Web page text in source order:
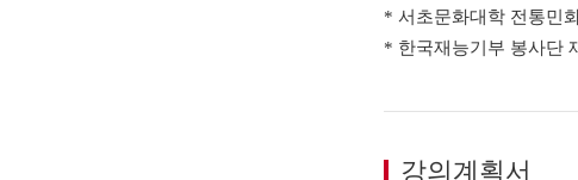
* 서초문화대학 전통민
* 한국재능기부 봉사단
강의계획서